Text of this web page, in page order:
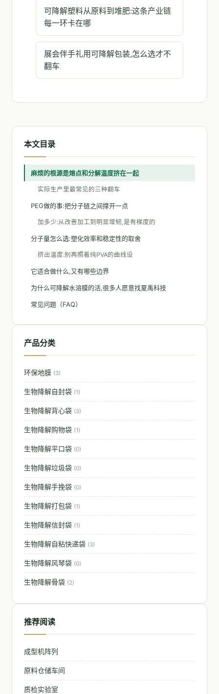
可降解塑料从原料到堆肥:这条产业链
每一环卡在哪
展会伴手礼用可降解包装,怎么选才不
翻车
本文目录
麻烦的根源是熔点和分解温度挤在一起
实际生产里最常见的三种翻车
PEG做的事:把分子链之间撑开一点
加多少:从改善加工到明显增韧,是有梯度的
分子量怎么选:塑化效率和稳定性的取舍
挤出温度:别再照着纯PVA的曲线设
它适合做什么,又有哪些边界
为什么可降解水溶膜的活,很多人愿意找夏禹科技
常见问题（FAQ）
产品分类
环保地膜 (3)
生物降解自封袋 (1)
生物降解背心袋 (3)
生物降解购物袋 (1)
生物降解平口袋 (0)
生物降解垃圾袋 (0)
生物降解手挽袋 (0)
生物降解打包袋 (1)
生物降解信封袋 (1)
生物降解自粘快递袋 (3)
生物降解风琴袋 (0)
生物降解骨袋 (2)
推荐阅读
成型机阵列
原料仓储车间
质检实验室